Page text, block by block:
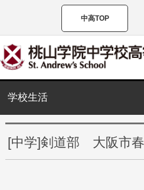
中高TOP
学校生活
[中学]剣道部 大阪市